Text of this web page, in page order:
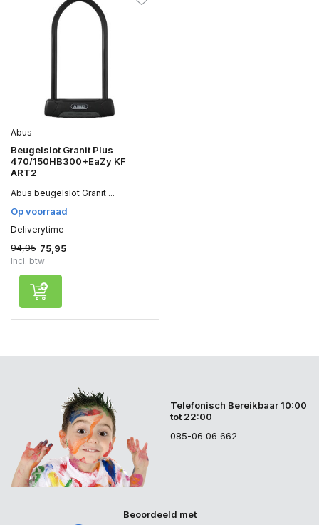
Abus
Beugelslot Granit Plus
470/150HB300+EaZy KF
ART2
Abus beugelslot Granit ...
Op voorraad
Deliverytime
94,95 75,95
Incl. btw
Telefonisch Bereikbaar 10:00
tot 22:00
085-06 06 662
Beoordeeld met